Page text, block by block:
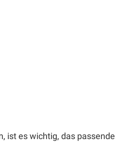
ist es wichtig, das passende